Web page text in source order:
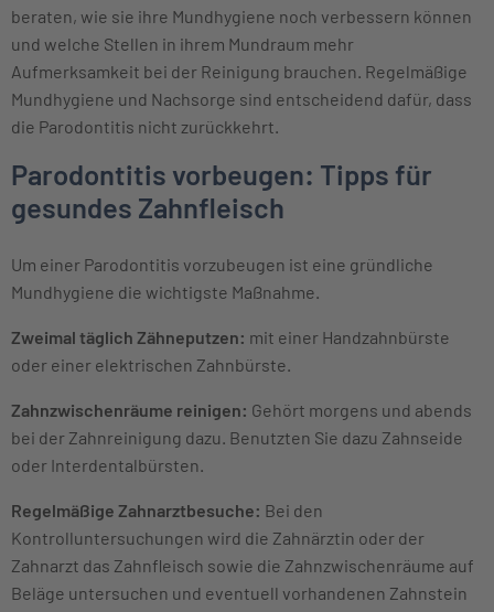
beraten, wie sie ihre Mundhygiene noch verbessern können
und welche Stellen in ihrem Mundraum mehr
Aufmerksamkeit bei der Reinigung brauchen. Regelmäßige
Mundhygiene und Nachsorge sind entscheidend dafür, dass
die Parodontitis nicht zurückkehrt.
Parodontitis vorbeugen: Tipps für
gesundes Zahnfleisch
Um einer Parodontitis vorzubeugen ist eine gründliche
Mundhygiene die wichtigste Maßnahme.
Zweimal täglich Zähneputzen: mit einer Handzahnbürste
oder einer elektrischen Zahnbürste.
Zahnzwischenräume reinigen: Gehört morgens und abends
bei der Zahnreinigung dazu. Benutzten Sie dazu Zahnseide
oder Interdentalbürsten.
Regelmäßige Zahnarztbesuche: Bei den
Kontrolluntersuchungen wird die Zahnärztin oder der
Zahnarzt das Zahnfleisch sowie die Zahnzwischenräume auf
Beläge untersuchen und eventuell vorhandenen Zahnstein